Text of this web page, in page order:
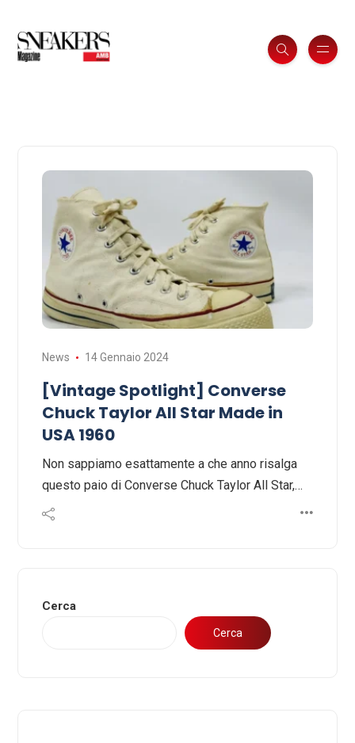
News 14 Gennaio 2024
[Vintage Spotlight] Converse
Chuck Taylor All Star Made in
USA 1960
Non sappiamo esattamente a che anno risalga
questo paio di Converse Chuck Taylor All Star,…
Cerca
Cerca